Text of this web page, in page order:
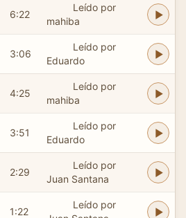
6:22
Leído por
mahiba
3:06
Leído por
Eduardo
4:25
Leído por
mahiba
3:51
Leído por
Eduardo
2:29
Leído por
Juan Santana
1:22
Leído por